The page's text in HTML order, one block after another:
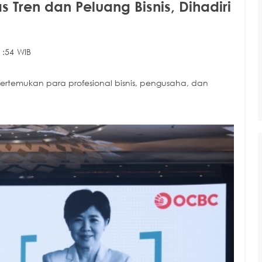
Tren dan Peluang Bisnis, Dihadiri
WIB
para profesional bisnis, pengusaha, dan